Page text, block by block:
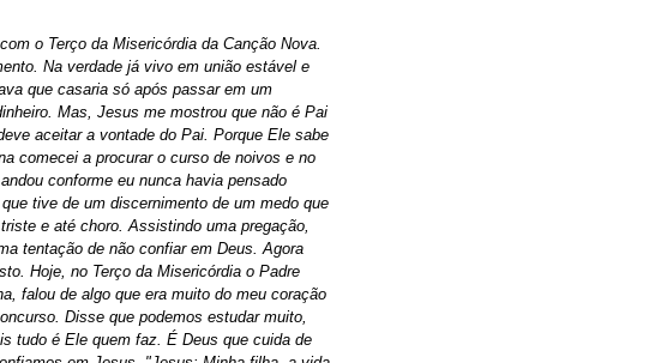
o Terço da Misericórdia da Canção Nova.
Na verdade já vivo em união estável e
que casaria só após passar em um
Mas, Jesus me mostrou que não é Pai
aceitar a vontade do Pai. Porque Ele sabe
comecei a procurar o curso de noivos e no
conforme eu nunca havia pensado
tive de um discernimento de um medo que
e até choro. Assistindo uma pregação,
tentação de não confiar em Deus. Agora
Hoje, no Terço da Misericórdia o Padre
falou de algo que era muito do meu coração
Disse que podemos estudar muito,
tudo é Ele quem faz. É Deus que cuida de